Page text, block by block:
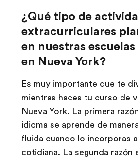
¿Qué tipo de
extracurriculares
en nuestras
en Nueva York?
Es muy importante que te
mientras haces tu curso de
Nueva York. La primera
idioma se aprende de
fluida cuando lo incorporas
cotidiana. La segunda razón